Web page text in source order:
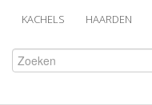
KACHELS HAARDEN